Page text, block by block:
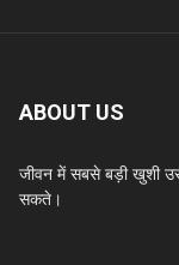
ABOUT US
जीवन में सबसे बड़ी खुशी
सकते।